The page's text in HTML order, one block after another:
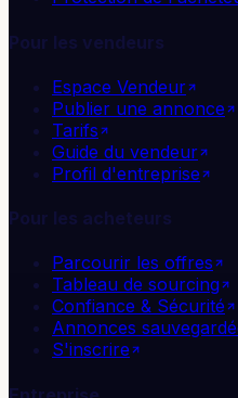
Pour les vendeurs
Espace Vendeur
Publier une annonce
Tarifs
Guide du vendeur
Profil d'entreprise
Pour les acheteurs
Parcourir les offres
Tableau de sourcing
Confiance & Sécurité
Annonces
S'inscrire